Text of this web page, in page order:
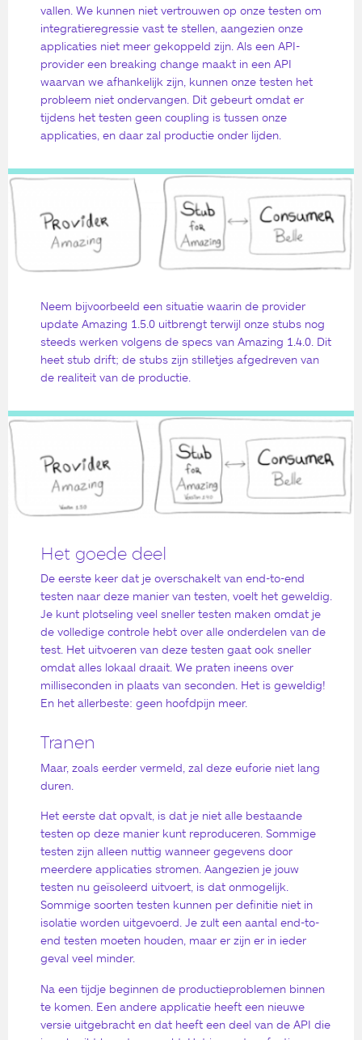
vallen. We kunnen niet vertrouwen op onze testen om
integratieregressie vast te stellen, aangezien onze
applicaties niet meer gekoppeld zijn. Als een API-
provider een breaking change maakt in een API
waarvan we afhankelijk zijn, kunnen onze testen het
probleem niet ondervangen. Dit gebeurt omdat er
tijdens het testen geen coupling is tussen onze
applicaties, en daar zal productie onder lijden.
Neem bijvoorbeeld een situatie waarin de provider
update Amazing 1.5.0 uitbrengt terwijl onze stubs nog
steeds werken volgens de specs van Amazing 1.4.0. Dit
heet stub drift; de stubs zijn stilletjes afgedreven van
de realiteit van de productie.
Het goede deel
De eerste keer dat je overschakelt van end-to-end
testen naar deze manier van testen, voelt het geweldig.
Je kunt plotseling veel sneller testen maken omdat je
de volledige controle hebt over alle onderdelen van de
test. Het uitvoeren van deze testen gaat ook sneller
omdat alles lokaal draait. We praten ineens over
milliseconden in plaats van seconden. Het is geweldig!
En het allerbeste: geen hoofdpijn meer.
Tranen
Maar, zoals eerder vermeld, zal deze euforie niet lang
duren.
Het eerste dat opvalt, is dat je niet alle bestaande
testen op deze manier kunt reproduceren. Sommige
testen zijn alleen nuttig wanneer gegevens door
meerdere applicaties stromen. Aangezien je jouw
testen nu geïsoleerd uitvoert, is dat onmogelijk.
Sommige soorten testen kunnen per definitie niet in
isolatie worden uitgevoerd. Je zult een aantal end-to-
end testen moeten houden, maar er zijn er in ieder
geval veel minder.
Na een tijdje beginnen de productieproblemen binnen
te komen. Een andere applicatie heeft een nieuwe
versie uitgebracht en dat heeft een deel van de API die